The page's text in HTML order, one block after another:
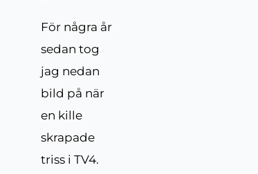
För några år
sedan tog
jag nedan
bild på när
en kille
skrapade
triss i TV4.